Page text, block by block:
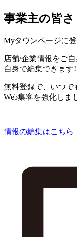
事業主の皆さ
Myタウンページに
店舗/企業情報をご
自身で編集できます!
無料登録で、いつで
Web集客を強化しま
情報の編集はこちら